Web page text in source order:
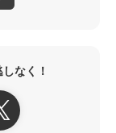
なく！